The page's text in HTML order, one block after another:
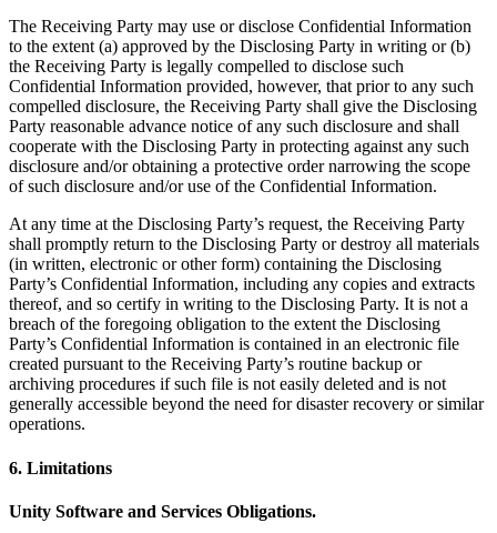
The Receiving Party may use or disclose Confidential Information
to the extent (a) approved by the Disclosing Party in writing or (b)
the Receiving Party is legally compelled to disclose such
Confidential Information provided, however, that prior to any such
compelled disclosure, the Receiving Party shall give the Disclosing
Party reasonable advance notice of any such disclosure and shall
cooperate with the Disclosing Party in protecting against any such
disclosure and/or obtaining a protective order narrowing the scope
of such disclosure and/or use of the Confidential Information.
At any time at the Disclosing Party’s request, the Receiving Party
shall promptly return to the Disclosing Party or destroy all materials
(in written, electronic or other form) containing the Disclosing
Party’s Confidential Information, including any copies and extracts
thereof, and so certify in writing to the Disclosing Party. It is not a
breach of the foregoing obligation to the extent the Disclosing
Party’s Confidential Information is contained in an electronic file
created pursuant to the Receiving Party’s routine backup or
archiving procedures if such file is not easily deleted and is not
generally accessible beyond the need for disaster recovery or similar
operations.
6. Limitations
Unity Software and Services Obligations.